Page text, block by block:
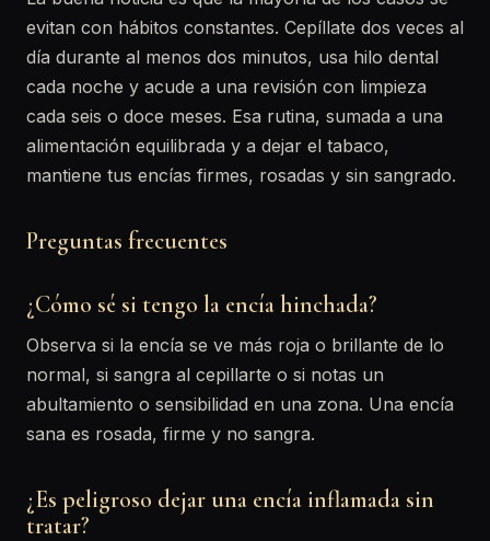
evitan con hábitos constantes. Cepíllate dos veces al
día durante al menos dos minutos, usa hilo dental
cada noche y acude a una revisión con limpieza
cada seis o doce meses. Esa rutina, sumada a una
alimentación equilibrada y a dejar el tabaco,
mantiene tus encías firmes, rosadas y sin sangrado.
Preguntas frecuentes
¿Cómo sé si tengo la encía hinchada?
Observa si la encía se ve más roja o brillante de lo
normal, si sangra al cepillarte o si notas un
abultamiento o sensibilidad en una zona. Una encía
sana es rosada, firme y no sangra.
¿Es peligroso dejar una encía inflamada sin
tratar?